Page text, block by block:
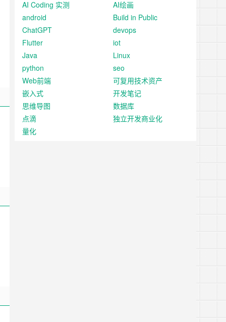
AI Coding 实测
AI绘画
android
Build in Public
ChatGPT
devops
Flutter
iot
Java
Linux
python
seo
Web前端
可复用技术资产
嵌入式
开发笔记
思维导图
数据库
点滴
独立开发商业化
量化